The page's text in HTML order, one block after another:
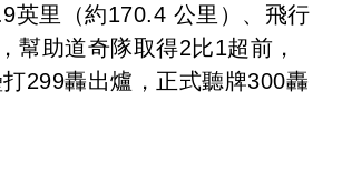
英里（約170.4 公里）、飛行
幫助道奇隊取得2比1超前，
299轟出爐，正式聽牌300轟